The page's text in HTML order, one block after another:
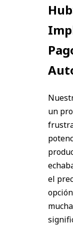
un
el